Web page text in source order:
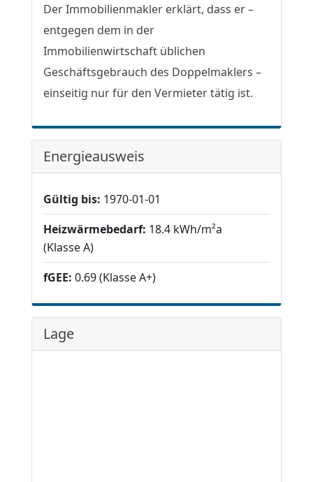
Der Immobilienmakler erklärt, dass er –
entgegen dem in der
Immobilienwirtschaft üblichen
Geschäftsgebrauch des Doppelmaklers –
einseitig nur für den Vermieter tätig ist.
Energieausweis
Gültig bis: 1970-01-01
Heizwärmebedarf: 18.4 kWh/m²a
(Klasse A)
fGEE: 0.69 (Klasse A+)
Lage